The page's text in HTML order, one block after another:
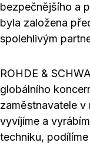
bezpečnějšího a
byla založena
spolehlivým
ROHDE &
globálního
zaměstnavatele v
vyvíjíme a
techniku,